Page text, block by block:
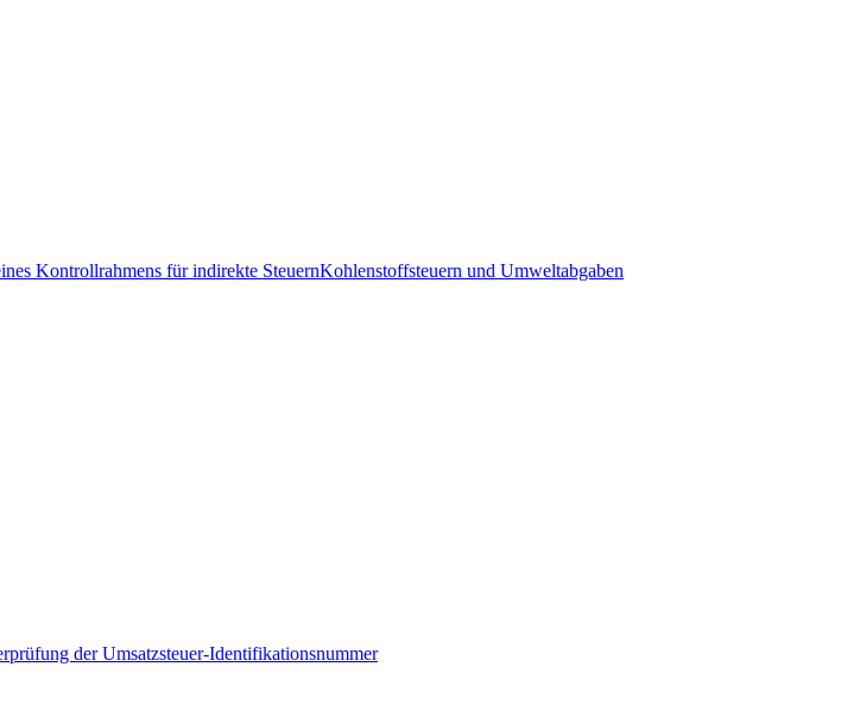
Kontrollrahmens für indirekte SteuernKohlenstoffsteuern und Umweltabgaben
der Umsatzsteuer-Identifikationsnummer